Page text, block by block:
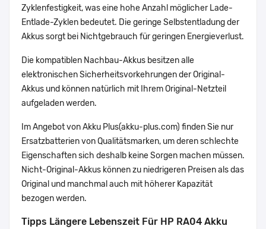
Zyklenfestigkeit, was eine hohe Anzahl möglicher Lade-
Entlade-Zyklen bedeutet. Die geringe Selbstentladung der
Akkus sorgt bei Nichtgebrauch für geringen Energieverlust.
Die kompatiblen Nachbau-Akkus besitzen alle
elektronischen Sicherheitsvorkehrungen der Original-
Akkus und können natürlich mit Ihrem Original-Netzteil
aufgeladen werden.
Im Angebot von Akku Plus(akku-plus.com) finden Sie nur
Ersatzbatterien von Qualitätsmarken, um deren schlechte
Eigenschaften sich deshalb keine Sorgen machen müssen.
Nicht-Original-Akkus können zu niedrigeren Preisen als das
Original und manchmal auch mit höherer Kapazität
bezogen werden.
Tipps Längere Lebenszeit Für HP RA04 Akku